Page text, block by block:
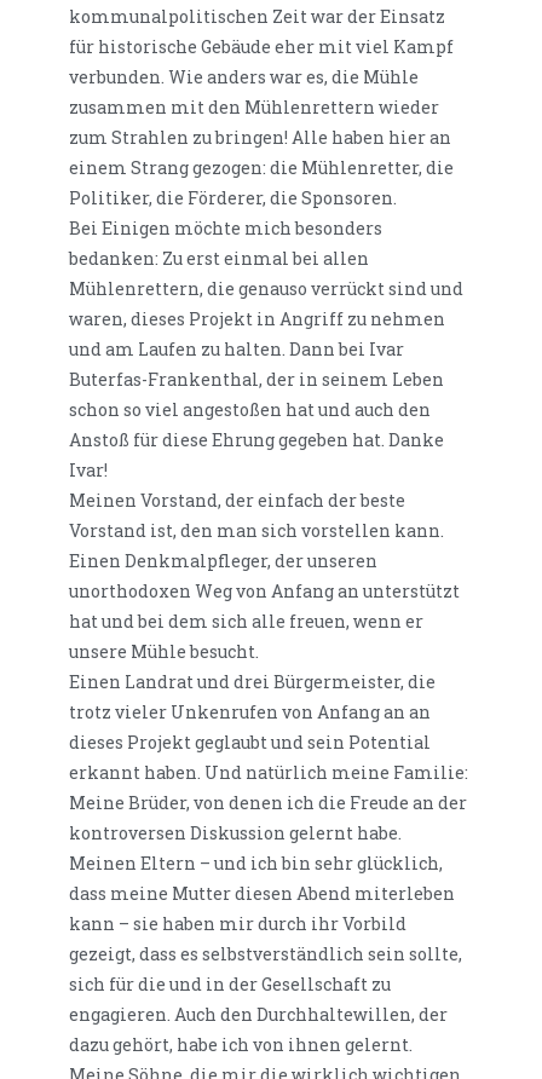
kommunalpolitischen Zeit war der Einsatz
für historische Gebäude eher mit viel Kampf
verbunden. Wie anders war es, die Mühle
zusammen mit den Mühlenrettern wieder
zum Strahlen zu bringen! Alle haben hier an
einem Strang gezogen: die Mühlenretter, die
Politiker, die Förderer, die Sponsoren.
Bei Einigen möchte mich besonders
bedanken: Zu erst einmal bei allen
Mühlenrettern, die genauso verrückt sind und
waren, dieses Projekt in Angriff zu nehmen
und am Laufen zu halten. Dann bei Ivar
Buterfas-Frankenthal, der in seinem Leben
schon so viel angestoßen hat und auch den
Anstoß für diese Ehrung gegeben hat. Danke
Ivar!
Meinen Vorstand, der einfach der beste
Vorstand ist, den man sich vorstellen kann.
Einen Denkmalpfleger, der unseren
unorthodoxen Weg von Anfang an unterstützt
hat und bei dem sich alle freuen, wenn er
unsere Mühle besucht.
Einen Landrat und drei Bürgermeister, die
trotz vieler Unkenrufen von Anfang an an
dieses Projekt geglaubt und sein Potential
erkannt haben. Und natürlich meine Familie:
Meine Brüder, von denen ich die Freude an der
kontroversen Diskussion gelernt habe.
Meinen Eltern – und ich bin sehr glücklich,
dass meine Mutter diesen Abend miterleben
kann – sie haben mir durch ihr Vorbild
gezeigt, dass es selbstverständlich sein sollte,
sich für die und in der Gesellschaft zu
engagieren. Auch den Durchhaltewillen, der
dazu gehört, habe ich von ihnen gelernt.